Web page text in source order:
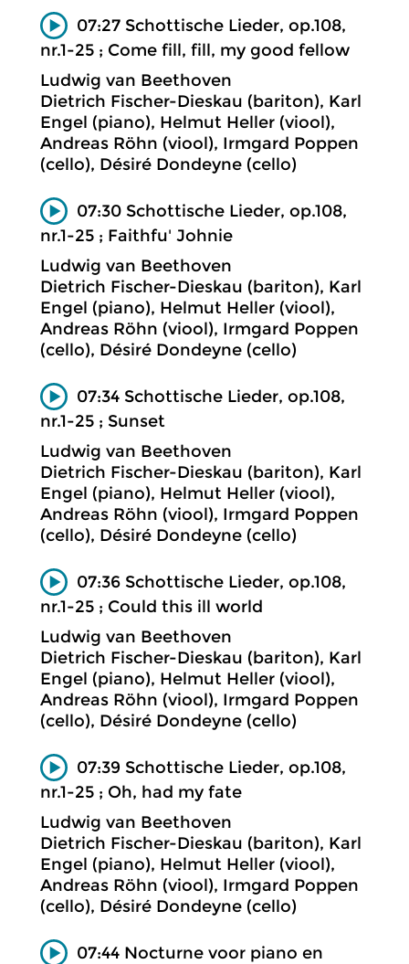
07:27 Schottische Lieder, op.108,
nr.1-25 ; Come fill, fill, my good fellow
Ludwig van Beethoven
Dietrich Fischer-Dieskau (bariton), Karl
Engel (piano), Helmut Heller (viool),
Andreas Röhn (viool), Irmgard Poppen
(cello), Désiré Dondeyne (cello)
07:30 Schottische Lieder, op.108,
nr.1-25 ; Faithfu' Johnie
Ludwig van Beethoven
Dietrich Fischer-Dieskau (bariton), Karl
Engel (piano), Helmut Heller (viool),
Andreas Röhn (viool), Irmgard Poppen
(cello), Désiré Dondeyne (cello)
07:34 Schottische Lieder, op.108,
nr.1-25 ; Sunset
Ludwig van Beethoven
Dietrich Fischer-Dieskau (bariton), Karl
Engel (piano), Helmut Heller (viool),
Andreas Röhn (viool), Irmgard Poppen
(cello), Désiré Dondeyne (cello)
07:36 Schottische Lieder, op.108,
nr.1-25 ; Could this ill world
Ludwig van Beethoven
Dietrich Fischer-Dieskau (bariton), Karl
Engel (piano), Helmut Heller (viool),
Andreas Röhn (viool), Irmgard Poppen
(cello), Désiré Dondeyne (cello)
07:39 Schottische Lieder, op.108,
nr.1-25 ; Oh, had my fate
Ludwig van Beethoven
Dietrich Fischer-Dieskau (bariton), Karl
Engel (piano), Helmut Heller (viool),
Andreas Röhn (viool), Irmgard Poppen
(cello), Désiré Dondeyne (cello)
07:44 Nocturne voor piano en